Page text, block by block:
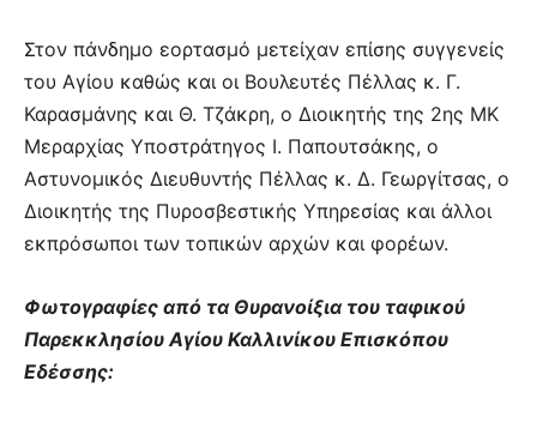
Στον πάνδημο εορτασμό μετείχαν επίσης συγγενείς
του Αγίου καθώς και οι Βουλευτές Πέλλας κ. Γ.
Καρασμάνης και Θ. Τζάκρη, ο Διοικητής της 2ης ΜΚ
Μεραρχίας Υποστράτηγος Ι. Παπουτσάκης, ο
Αστυνομικός Διευθυντής Πέλλας κ. Δ. Γεωργίτσας, ο
Διοικητής της Πυροσβεστικής Υπηρεσίας και άλλοι
εκπρόσωποι των τοπικών αρχών και φορέων.
Φωτογραφίες από τα Θυρανοίξια του ταφικού
Παρεκκλησίου Αγίου Καλλινίκου Επισκόπου
Εδέσσης: